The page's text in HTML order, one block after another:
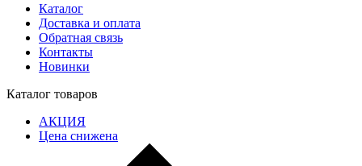
Каталог
Доставка и оплата
Обратная связь
Контакты
Новинки
Каталог товаров
АКЦИЯ
Цена снижена